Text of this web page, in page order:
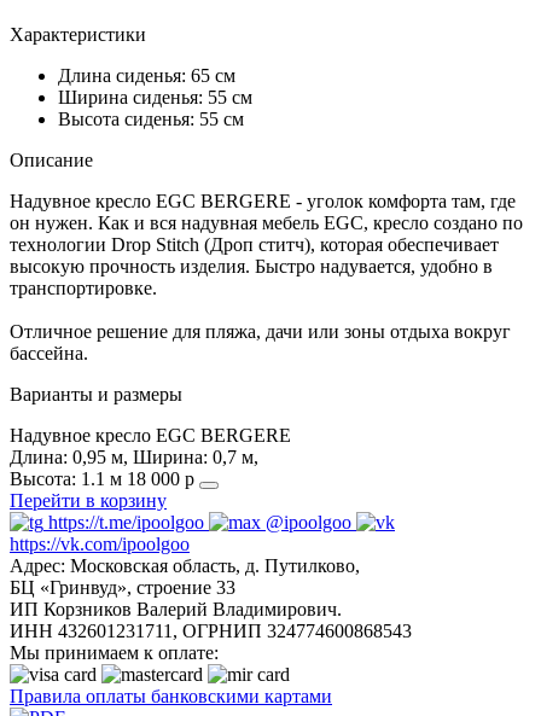
Характеристики
Длина сиденья: 65 см
Ширина сиденья: 55 см
Высота сиденья: 55 см
Описание
Надувное кресло EGC BERGERE - уголок комфорта там, где
он нужен. Как и вся надувная мебель EGC, кресло создано по
технологии Drop Stitch (Дроп ститч), которая обеспечивает
высокую прочность изделия. Быстро надувается, удобно в
транспортировке.
Отличное решение для пляжа, дачи или зоны отдыха вокруг
бассейна.
Варианты и размеры
Надувное кресло EGC BERGERE
Длина: 0,95 м, Ширина: 0,7 м,
Высота: 1.1 м 18 000 р
Перейти в корзину
https://t.me/ipoolgoo
@ipoolgoo
https://vk.com/ipoolgoo
Адрес: Московская область, д. Путилково,
БЦ «Гринвуд», строение 33
ИП Корзников Валерий Владимирович.
ИНН 432601231711, ОГРНИП 324774600868543
Мы принимаем к оплате:
Правила оплаты банковскими картами